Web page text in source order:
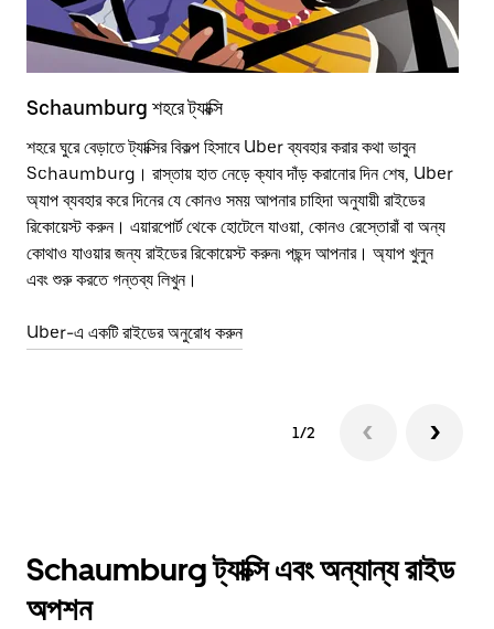
Schaumburg শহরে ট্যাক্সি
শহরে ঘুরে বেড়াতে ট্যাক্সির বিকল্প হিসাবে Uber ব্যবহার করার কথা ভাবুন
Schaumburg। রাস্তায় হাত নেড়ে ক্যাব দাঁড় করানোর দিন শেষ, Uber
অ্যাপ ব্যবহার করে দিনের যে কোনও সময় আপনার চাহিদা অনুযায়ী রাইডের
রিকোয়েস্ট করুন। এয়ারপোর্ট থেকে হোটেলে যাওয়া, কোনও রেস্তোরাঁ বা অন্য
কোথাও যাওয়ার জন্য রাইডের রিকোয়েস্ট করুন৷ পছন্দ আপনার। অ্যাপ খুলুন
এবং শুরু করতে গন্তব্য লিখুন।
Uber-এ একটি রাইডের অনুরোধ করুন
1/2
Schaumburg ট্যাক্সি এবং অন্যান্য রাইড
অপশন